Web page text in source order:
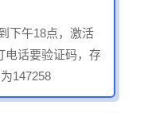
下午18点，激活
电话要验证码，存
147258